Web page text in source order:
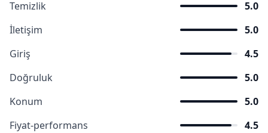
Temizlik
5.0
İletişim
5.0
Giriş
4.5
Doğruluk
5.0
Konum
5.0
Fiyat-performans
4.5